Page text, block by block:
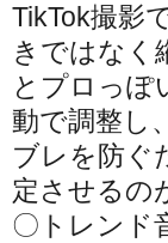
TikTok撮影
きではなく
とプロっぽ
動で調整し
ブレを防ぐ
定させるの
〇トレンド